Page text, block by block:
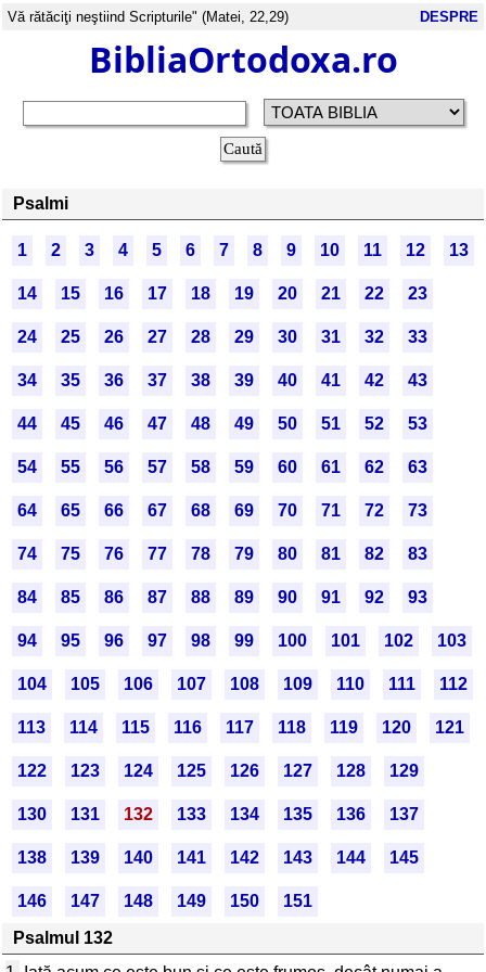
Vă rătăciţi neştiind Scripturile" (Matei, 22,29) DESPRE
BibliaOrtodoxa.ro
Psalmi
1 2 3 4 5 6 7 8 9 10 11 12 13
14 15 16 17 18 19 20 21 22 23
24 25 26 27 28 29 30 31 32 33
34 35 36 37 38 39 40 41 42 43
44 45 46 47 48 49 50 51 52 53
54 55 56 57 58 59 60 61 62 63
64 65 66 67 68 69 70 71 72 73
74 75 76 77 78 79 80 81 82 83
84 85 86 87 88 89 90 91 92 93
94 95 96 97 98 99 100 101 102 103
104 105 106 107 108 109 110 111 112
113 114 115 116 117 118 119 120 121
122 123 124 125 126 127 128 129
130 131 132 133 134 135 136 137
138 139 140 141 142 143 144 145
146 147 148 149 150
151
Psalmul 132